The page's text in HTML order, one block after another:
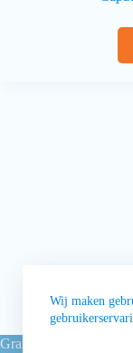
Wij maken
Gratis levering vanaf